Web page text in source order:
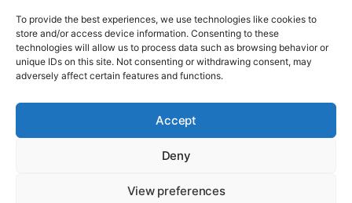
To provide the best experiences, we use technologies like cookies to
store and/or access device information. Consenting to these
technologies will allow us to process data such as browsing behavior or
unique IDs on this site. Not consenting or withdrawing consent, may
adversely affect certain features and functions.
Accept
Deny
View preferences
This website uses cookies to improve your experience. We'll